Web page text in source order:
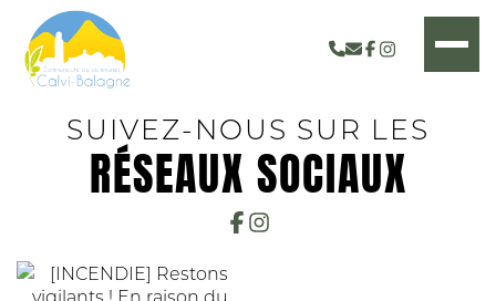
SUIVEZ-NOUS SUR LES
RÉSEAUX SOCIAUX